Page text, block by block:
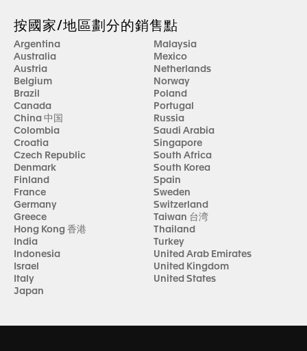
按國家/地區劃分的銷售點
Argentina
Australia
Austria
Belgium
Brazil
Canada
China 中国
Colombia
Croatia
Czech Republic
Denmark
Finland
France
Germany
Greece
Hong Kong 香港
India
Indonesia
Israel
Italy
Japan
Malaysia
Mexico
Netherlands
Norway
Poland
Portugal
Russia
Saudi Arabia
Singapore
South Africa
South Korea
Spain
Sweden
Switzerland
Taiwan 台湾
Thailand
Turkey
United Arab Emirates
United Kingdom
United States